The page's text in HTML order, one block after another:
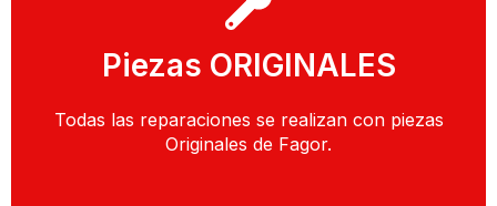
Piezas ORIGINALES
Todas las reparaciones se realizan con piezas
Originales de Fagor.
Piezas Originales
Solicitar Presupuesto con un Técnico
Llamar